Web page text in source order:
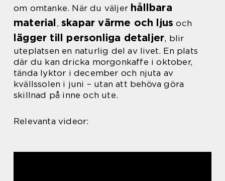
om omtanke. När du väljer hållbara
material ,skapar värme och ljus och
lägger till personliga detaljer, blir
uteplatsen en naturlig del av livet. En plats
där du kan dricka morgonkaffe i oktober,
tända lyktor i december och njuta av
kvällssolen i juni – utan att behöva göra
skillnad på inne och ute.
Relevanta videor: